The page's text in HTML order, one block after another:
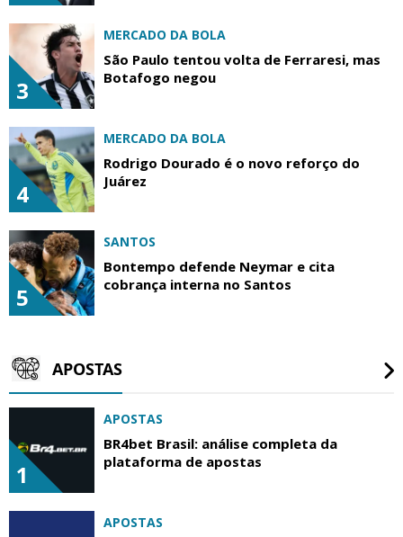
3
MERCADO DA BOLA
São Paulo tentou volta de Ferraresi, mas
Botafogo negou
4
MERCADO DA BOLA
Rodrigo Dourado é o novo reforço do
Juárez
5
SANTOS
Bontempo defende Neymar e cita
cobrança interna no Santos
APOSTAS
1
APOSTAS
BR4bet Brasil: análise completa da
plataforma de apostas
APOSTAS